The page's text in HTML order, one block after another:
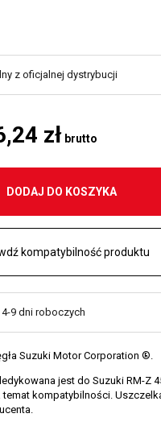
z oficjalnej dystrybucji
zł brutto
DODAJ DO KOSZYKA
kompatybilność produktu
9 dni roboczych
Suzuki Motor Corporation ®.
jest do Suzuki RM-Z
kompatybilności.